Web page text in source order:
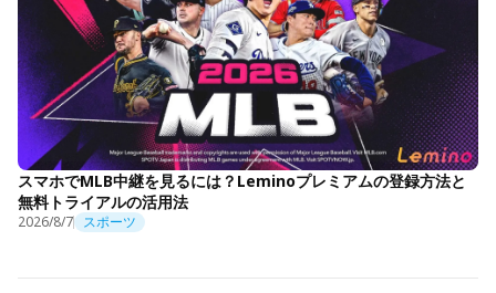
スマホでMLB中継を見るには？Leminoプレミアムの登録方法と
無料トライアルの活用法
2026/8/7 スポーツ